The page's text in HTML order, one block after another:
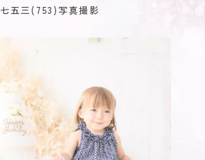
七五三(753)写真撮影